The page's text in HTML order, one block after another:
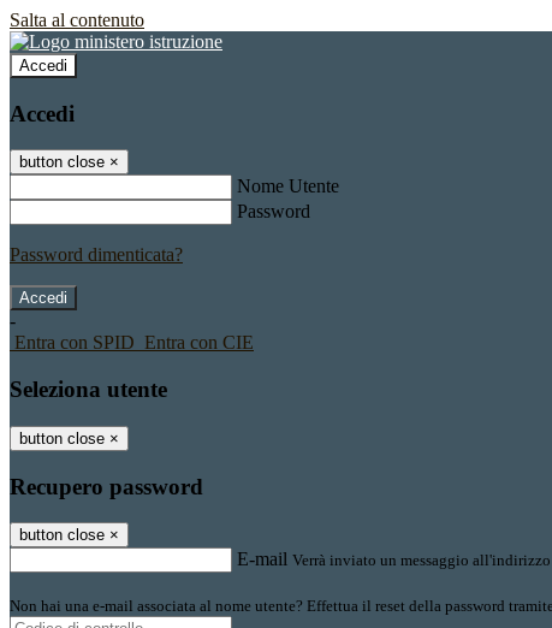
Salta al contenuto
Accedi
Accedi
button close ×
Nome Utente
Password
Password dimenticata?
-
Entra con SPID Entra con CIE
Seleziona utente
button close ×
Recupero password
button close ×
E-mail Verrà inviato un messaggio
Non hai una e-mail associata al nome utente? Effettua il reset della password